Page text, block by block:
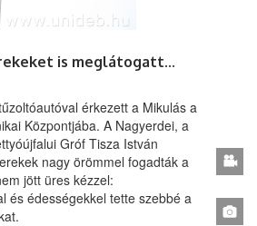
A beteg gyerekeket is meglátogatta a Mikulás
érkezett a Mikulás a
Központjába. A Nagyerdei, a
Gróf Tisza István
nagy örömmel fogadták a
jött üres kézzel:
és édességekkel tette szebbé a